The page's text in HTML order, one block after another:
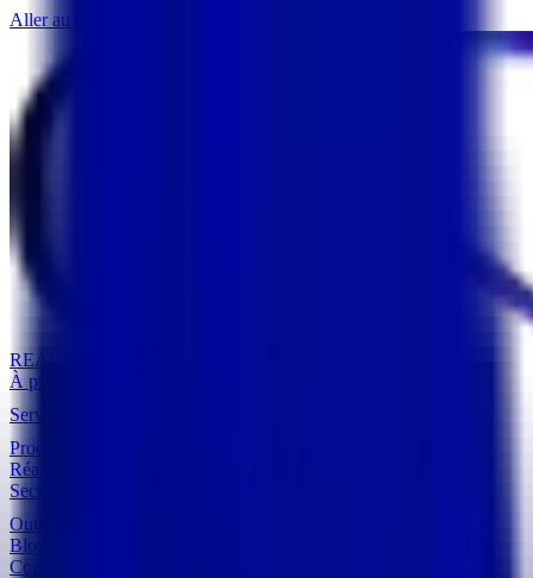
Aller au contenu principal
REALITIM
À propos
Services
Produits
Réalisations
Secteurs
Outils
Blog
Contact